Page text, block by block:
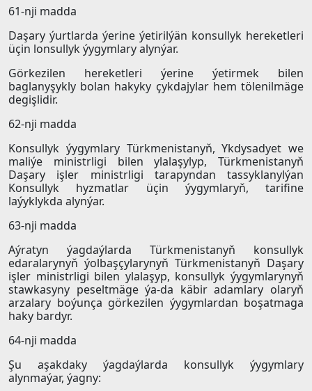
61-nji madda
Daşary ýurtlarda ýerine ýetirilýän konsullyk hereketleri
üçin lonsullyk ýygymlary alynýar.
Görkezilen hereketleri ýerine ýetirmek bilen
baglanyşykly bolan hakyky çykdajylar hem tölenilmäge
degişlidir.
62-nji madda
Konsullyk ýygymlary Türkmenistanyň, Ykdysadyet we
maliýe ministrligi bilen ylalaşylyp, Türkmenistanyň
Daşary işler ministrligi tarapyndan tassyklanylýan
Konsullyk hyzmatlar üçin ýygymlaryň, tarifine
laýyklykda alynýar.
63-nji madda
Aýratyn ýagdaýlarda Türkmenistanyň konsullyk
edaralarynyň ýolbaşçylarynyň Türkmenistanyň Daşary
işler ministrligi bilen ylalaşyp, konsullyk ýygymlarynyň
stawkasyny peseltmäge ýa-da käbir adamlary olaryň
arzalary boýunça görkezilen ýygymlardan boşatmaga
haky bardyr.
64-nji madda
Şu aşakdaky ýagdaýlarda konsullyk ýygymlary
alynmaýar, ýagny: